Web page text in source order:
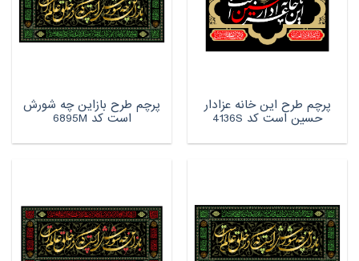
پرچم طرح این خانه عزادار
حسین است کد 4136S
پرچم طرح بازاین چه شورش
است کد 6895M